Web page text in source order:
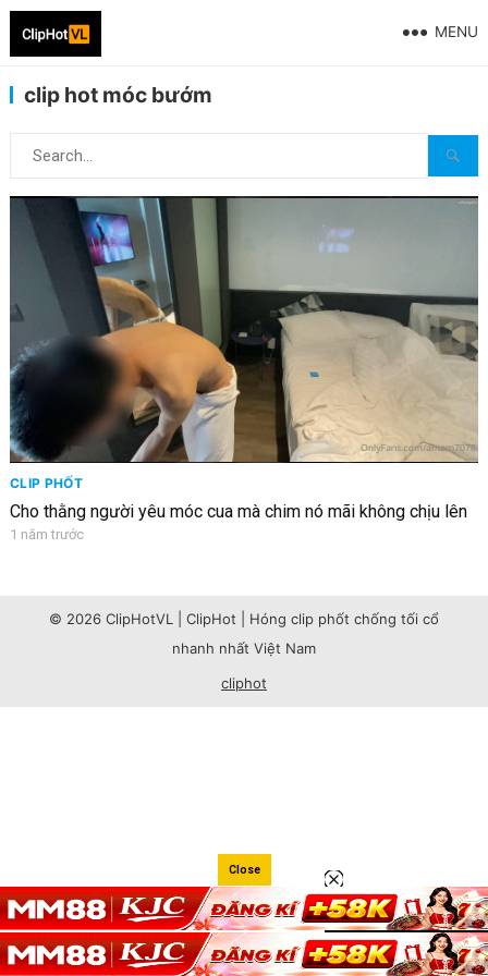
MENU
clip hot móc bướm
CLIP PHỐT
Cho thằng người yêu móc cua mà chim nó mãi không chịu lên
1 năm trước
© 2026 ClipHotVL | ClipHot | Hóng clip phốt chống tối cổ
nhanh nhất Việt Nam
cliphot
Close